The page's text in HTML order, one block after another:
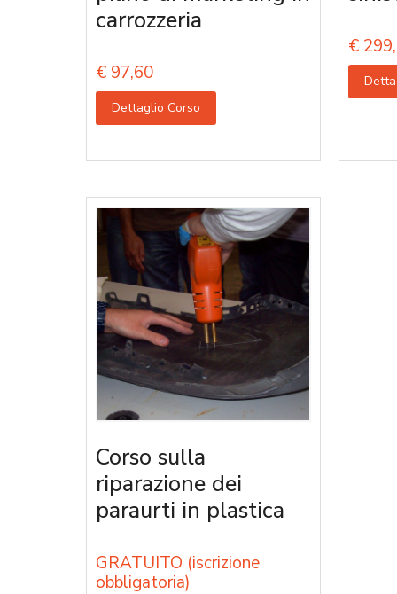
carrozzeria
€ 97,60
Dettaglio Corso
€
Corso sulla
riparazione dei
paraurti in plastica
GRATUITO (iscrizione
obbligatoria)